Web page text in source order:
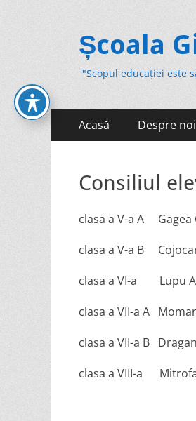
Școala
"Scopul educației este
Primary
Menu
Acasă Despre noi
Consiliul
clasa a V-a A Gagea
clasa a V-a B
clasa a VI-a Lupu
clasa a VII-a A
clasa a VII-a B
clasa a VIII-a